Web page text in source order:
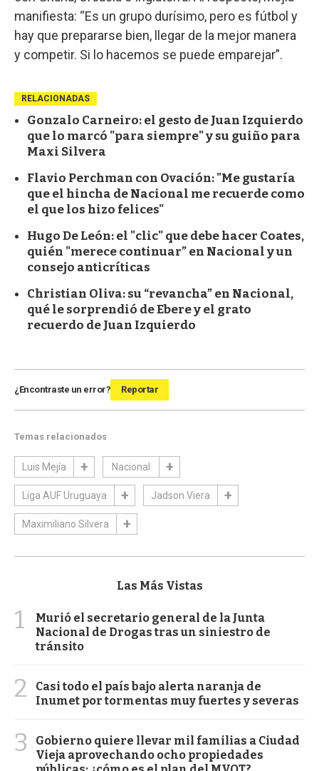
manifiesta: “Es un grupo durísimo, pero es fútbol y
hay que prepararse bien, llegar de la mejor manera
y competir. Si lo hacemos se puede emparejar”.
RELACIONADAS
Gonzalo Carneiro: el gesto de Juan Izquierdo
que lo marcó "para siempre" y su guiño para
Maxi Silvera
Flavio Perchman con Ovación: "Me gustaría
que el hincha de Nacional me recuerde como
el que los hizo felices"
Hugo De León: el "clic" que debe hacer Coates,
quién "merece continuar” en Nacional y un
consejo anticríticas
Christian Oliva: su “revancha” en Nacional,
qué le sorprendió de Ebere y el grato
recuerdo de Juan Izquierdo
¿Encontraste un error? Reportar
Temas relacionados
Luis Mejía Nacional
Liga AUF Uruguaya Jadson Viera
Maximiliano Silvera
Las Más Vistas
1
Murió el secretario general de la Junta
Nacional de Drogas tras un siniestro de
tránsito
2
Casi todo el país bajo alerta naranja de
Inumet por tormentas muy fuertes y severas
3
Gobierno quiere llevar mil familias a Ciudad
Vieja aprovechando ocho propiedades